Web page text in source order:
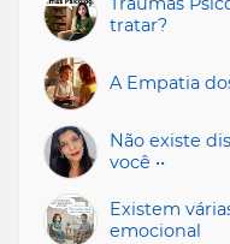
tratar?
A Empatia
Não existe
você ••
Existem
emocional